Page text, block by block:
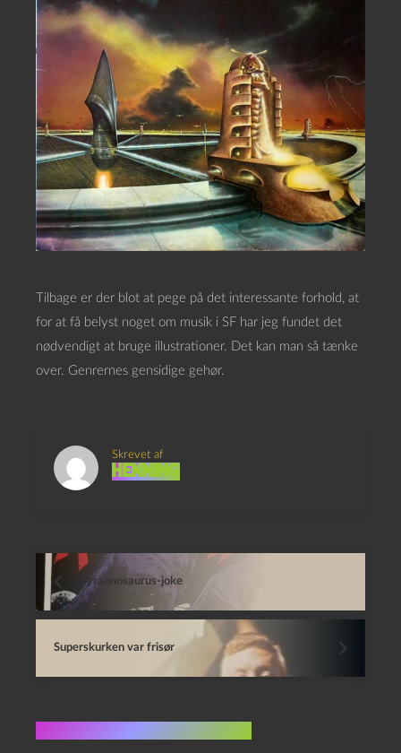
Tilbage er der blot at pege på det interessante forhold, at
for at få belyst noget om musik i SF har jeg fundet det
nødvendigt at bruge illustrationer. Det kan man så tænke
over. Genrernes gensidige gehør.
Skrevet af
Henning
Tyrannosaurus-joke
Superskurken var frisør